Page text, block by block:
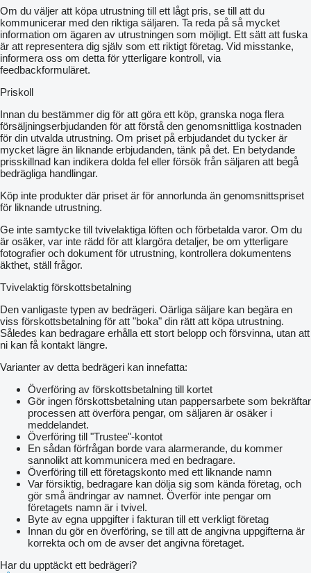
Om du väljer att köpa utrustning till ett lågt pris, se till att du
kommunicerar med den riktiga säljaren. Ta reda på så mycket
information om ägaren av utrustningen som möjligt. Ett sätt att fuska
är att representera dig själv som ett riktigt företag. Vid misstanke,
informera oss om detta för ytterligare kontroll, via
feedbackformuläret.
Priskoll
Innan du bestämmer dig för att göra ett köp, granska noga flera
försäljningserbjudanden för att förstå den genomsnittliga kostnaden
för din utvalda utrustning. Om priset på erbjudandet du tycker är
mycket lägre än liknande erbjudanden, tänk på det. En betydande
prisskillnad kan indikera dolda fel eller försök från säljaren att begå
bedrägliga handlingar.
Köp inte produkter där priset är för annorlunda än genomsnittspriset
för liknande utrustning.
Ge inte samtycke till tvivelaktiga löften och förbetalda varor. Om du
är osäker, var inte rädd för att klargöra detaljer, be om ytterligare
fotografier och dokument för utrustning, kontrollera dokumentens
äkthet, ställ frågor.
Tvivelaktig förskottsbetalning
Den vanligaste typen av bedrägeri. Oärliga säljare kan begära en
viss förskottsbetalning för att "boka" din rätt att köpa utrustning.
Således kan bedragare erhålla ett stort belopp och försvinna, utan att
ni kan få kontakt längre.
Varianter av detta bedrägeri kan innefatta:
Överföring av förskottsbetalning till kortet
Gör ingen förskottsbetalning utan pappersarbete som bekräftar
processen att överföra pengar, om säljaren är osäker i
meddelandet.
Överföring till "Trustee"-kontot
En sådan förfrågan borde vara alarmerande, du kommer
sannolikt att kommunicera med en bedragare.
Överföring till ett företagskonto med ett liknande namn
Var försiktig, bedragare kan dölja sig som kända företag, och
gör små ändringar av namnet. Överför inte pengar om
företagets namn är i tvivel.
Byte av egna uppgifter i fakturan till ett verkligt företag
Innan du gör en överföring, se till att de angivna uppgifterna är
korrekta och om de avser det angivna företaget.
Har du upptäckt ett bedrägeri?